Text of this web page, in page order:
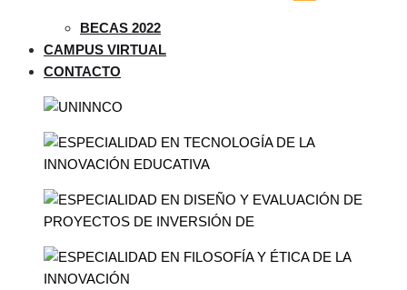
BECAS 2022
CAMPUS VIRTUAL
CONTACTO